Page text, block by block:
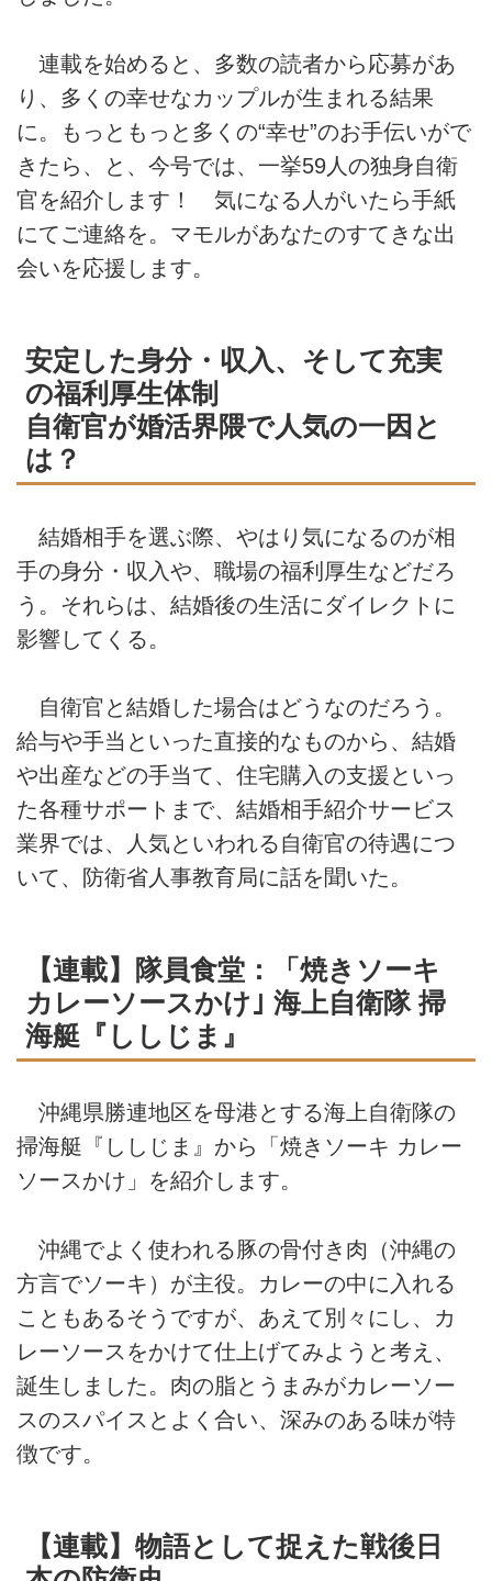
連載を始めると、多数の読者から応募があ
り、多くの幸せなカップルが生まれる結果
に。もっともっと多くの“幸せ”のお手伝いがで
きたら、と、今号では、一挙59人の独身自衛
官を紹介します！ 気になる人がいたら手紙
にてご連絡を。マモルがあなたのすてきな出
会いを応援します。
安定した身分・収入、そして充実
の福利厚生体制
自衛官が婚活界隈で人気の一因と
は？
結婚相手を選ぶ際、やはり気になるのが相
手の身分・収入や、職場の福利厚生などだろ
う。それらは、結婚後の生活にダイレクトに
影響してくる。
自衛官と結婚した場合はどうなのだろう。
給与や手当といった直接的なものから、結婚
や出産などの手当て、住宅購入の支援といっ
た各種サポートまで、結婚相手紹介サービス
業界では、人気といわれる自衛官の待遇につ
いて、防衛省人事教育局に話を聞いた。
【連載】隊員食堂：「焼きソーキ
カレーソースかけ｣ 海上自衛隊 掃
海艇『ししじま』
沖縄県勝連地区を母港とする海上自衛隊の
掃海艇『ししじま』から「焼きソーキ カレー
ソースかけ」を紹介します。
沖縄でよく使われる豚の骨付き肉（沖縄の
方言でソーキ）が主役。カレーの中に入れる
こともあるそうですが、あえて別々にし、カ
レーソースをかけて仕上げてみようと考え、
誕生しました。肉の脂とうまみがカレーソー
スのスパイスとよく合い、深みのある味が特
徴です。
【連載】物語として捉えた戦後日